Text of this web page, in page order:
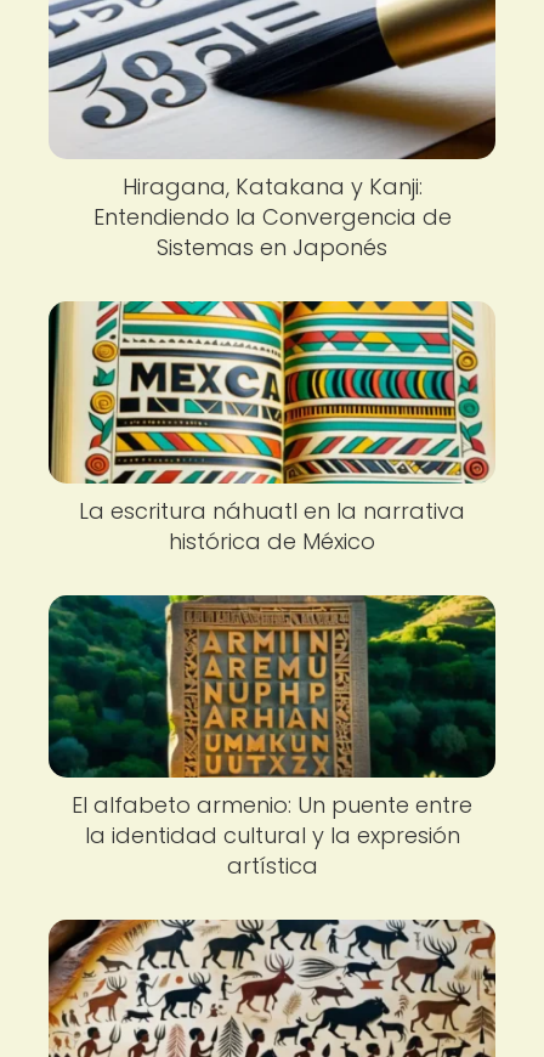
Hiragana, Katakana y Kanji:
Entendiendo la Convergencia de
Sistemas en Japonés
La escritura náhuatl en la narrativa
histórica de México
El alfabeto armenio: Un puente entre
la identidad cultural y la expresión
artística